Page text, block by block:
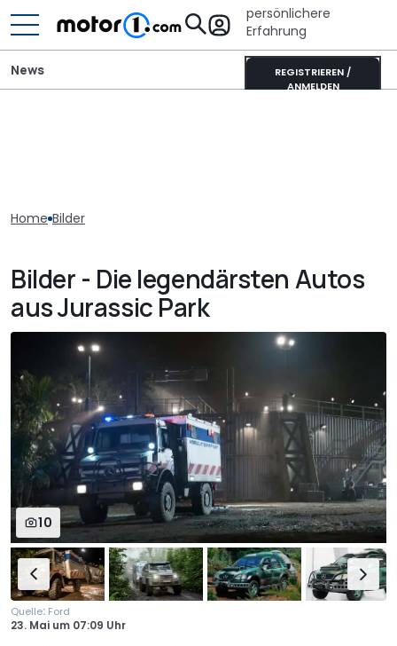
persönlichere
Erfahrung
REGISTRIEREN /
ANMELDEN
News
Home Bilder
Bilder - Die legendärsten Autos
aus Jurassic Park
10
Quelle: Ford
23. Mai um 07:09 Uhr